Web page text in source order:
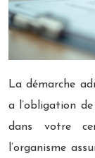
La démarche
a l’obligation
dans votre
l’organisme